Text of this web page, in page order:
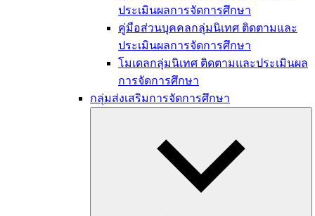
ประเมินผลการจัดการศึกษา
คู่มือส่วนบุคคลกลุ่มนิเทศ ติดตามและ
ประเมินผลการจัดการศึกษา
โมเดลกลุ่มนิเทศ ติดตามและประเมินผล
การจัดการศึกษา
กลุ่มส่งเสริมการจัดการศึกษา